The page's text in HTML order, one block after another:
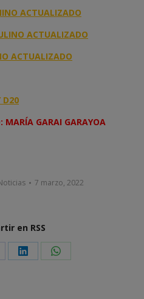
ACTUALIZADO
ACTUALIZADO
ACTUALIZADO
D20
MARÍA GARAI GARAYOA
7 marzo, 2022
en RSS
Share Share